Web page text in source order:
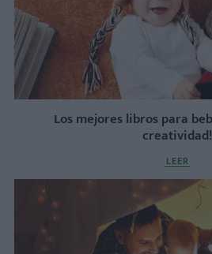
Los mejores libros para
creatividad!
LEER